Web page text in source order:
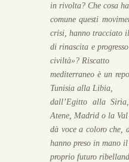
in rivolta? Che cosa
comune questi
crisi, hanno tracciato
di rinascita e
civiltà»? Riscatto
mediterraneo è un
Tunisia alla Libia,
dall’Egitto alla
Atene, Madrid o la Val
dà voce a coloro che,
hanno preso in mano il
proprio futuro